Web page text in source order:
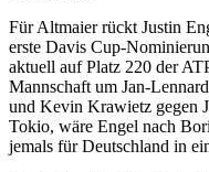
Für Altmaier rückt Justin
erste Davis Cup-
aktuell auf Platz 220 der
Mannschaft um Jan-
und Kevin Krawietz gegen
Tokio, wäre Engel nach
jemals für Deutschland in